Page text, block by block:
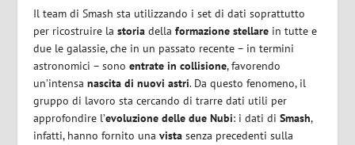
Il team di Smash sta utilizzando i set di dati soprattutto
per ricostruire lastoria dellaformazione stellare in tutte e
due le galassie, che in un passato recente – in termini
astronomici – sonoentrate in collisione, favorendo
un’intensanascita di nuovi astri. Da questo fenomeno, il
gruppo di lavoro sta cercando di trarre dati utili per
approfondire l’evoluzione delle due Nubi: i dati diSmash,
infatti, hanno fornito una vista senza precedenti sulla